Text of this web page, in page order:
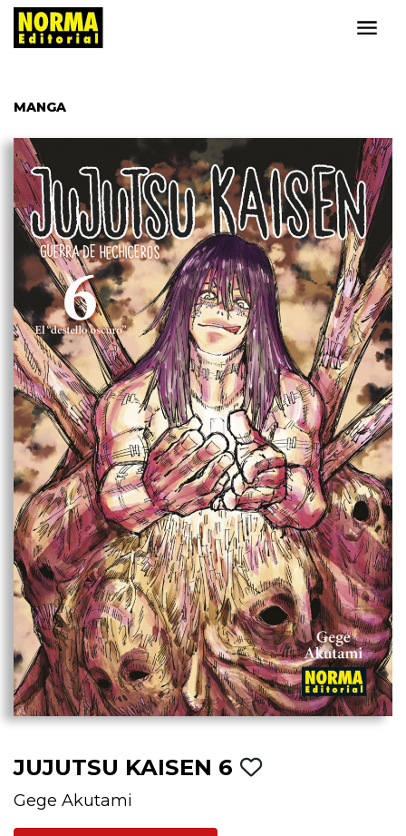
MANGA
JUJUTSU KAISEN 6
Gege Akutami